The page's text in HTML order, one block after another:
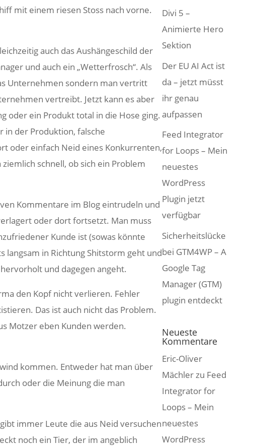
mit einem riesen Stoss nach vorne.
auch das Aushängeschild der
und auch ein „Wetterfrosch“. Als
Unternehmen sondern man vertritt
vertreibt. Jetzt kann es aber
oder ein Produkt total in die Hose ging.
in der Produktion, falsche
oder einfach Neid eines Konkurrenten,
schnell, ob sich ein Problem
Kommentare im Blog eintrudeln und
oder dort fortsetzt. Man muss
Kunde ist (sowas könnte
langsam in Richtung Shitstorm geht und
und dagegen angeht.
den Kopf nicht verlieren. Fehler
Das ist auch nicht das Problem.
Motzer eben Kunden werden.
kommen. Entweder hat man über
oder die Meinung die man
immer Leute die aus Neid versuchen
noch ein Tier, der im angeblich
Divi 5 –
Animierte Hero
Sektion
Der EU AI Act ist
da – jetzt müsst
ihr genau
aufpassen
Feed Integrator
for Loops – Mein
neuestes
WordPress
Plugin jetzt
verfügbar
Sicherheitslücke
bei GTM4WP – A
Google Tag
Manager (GTM)
plugin entdeckt
Neueste
Kommentare
Eric-Oliver
Mächlerzu Feed
Integrator for
Loops – Mein
neuestes
WordPress